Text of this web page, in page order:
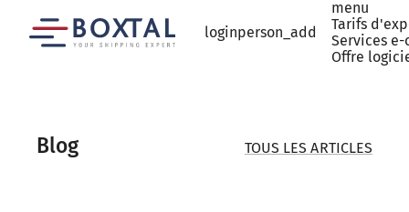
loginperson_add
menu
Tarifs
Services
Offre
Blog TOUS LES ARTICLES